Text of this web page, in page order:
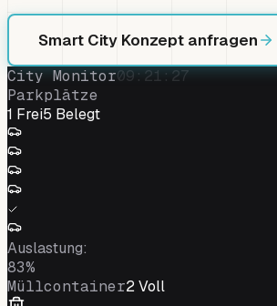
Smart City Konzept anfragen
City Monitor09:21:27
Parkplätze
1 Frei5 Belegt
Auslastung:
83%
Müllcontainer2Voll